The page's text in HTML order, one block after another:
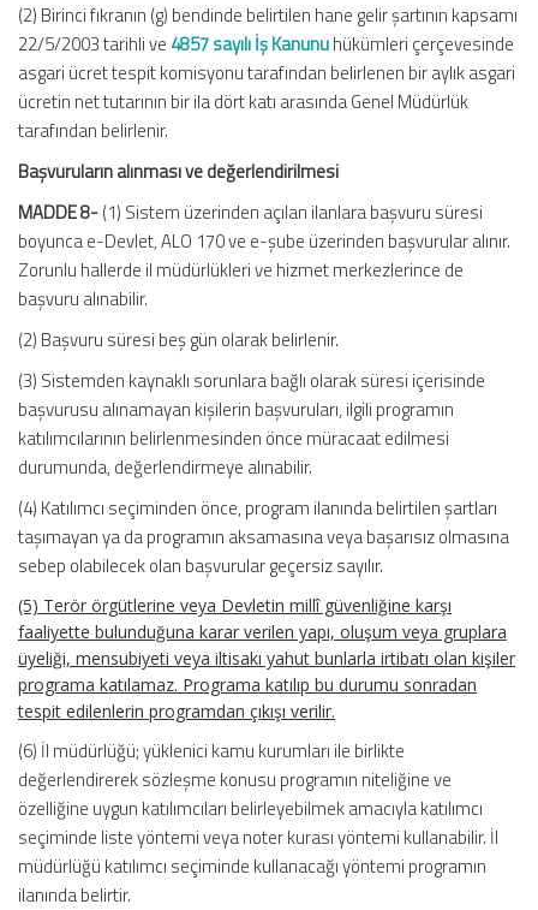
(2) Birinci fıkranın (g) bendinde belirtilen hane gelir şartının kapsamı
22/5/2003 tarihli ve 4857 sayılı İş Kanunuhükümleri çerçevesinde
asgari ücret tespit komisyonu tarafından belirlenen bir aylık asgari
ücretin net tutarının bir ila dört katı arasında Genel Müdürlük
tarafından belirlenir.
Başvuruların alınması ve değerlendirilmesi
MADDE 8-(1) Sistem üzerinden açılan ilanlara başvuru süresi
boyunca e-Devlet, ALO 170 ve e-şube üzerinden başvurular alınır.
Zorunlu hallerde il müdürlükleri ve hizmet merkezlerince de
başvuru alınabilir.
(2) Başvuru süresi beş gün olarak belirlenir.
(3) Sistemden kaynaklı sorunlara bağlı olarak süresi içerisinde
başvurusu alınamayan kişilerin başvuruları, ilgili programın
katılımcılarının belirlenmesinden önce müracaat edilmesi
durumunda, değerlendirmeye alınabilir.
(4) Katılımcı seçiminden önce, program ilanında belirtilen şartları
taşımayan ya da programın aksamasına veya başarısız olmasına
sebep olabilecek olan başvurular geçersiz sayılır.
(5) Terör örgütlerine veya Devletin millî güvenliğine karşı
faaliyette bulunduğuna karar verilen yapı, oluşum veya gruplara
üyeliği, mensubiyeti veya iltisakı yahut bunlarla irtibatı olan kişiler
programa katılamaz. Programa katılıp bu durumu sonradan
tespit edilenlerin programdan çıkışı verilir.
(6) İl müdürlüğü; yüklenici kamu kurumları ile birlikte
değerlendirerek sözleşme konusu programın niteliğine ve
özelliğine uygun katılımcıları belirleyebilmek amacıyla katılımcı
seçiminde liste yöntemi veya noter kurası yöntemi kullanabilir. İl
müdürlüğü katılımcı seçiminde kullanacağı yöntemi programın
ilanında belirtir.